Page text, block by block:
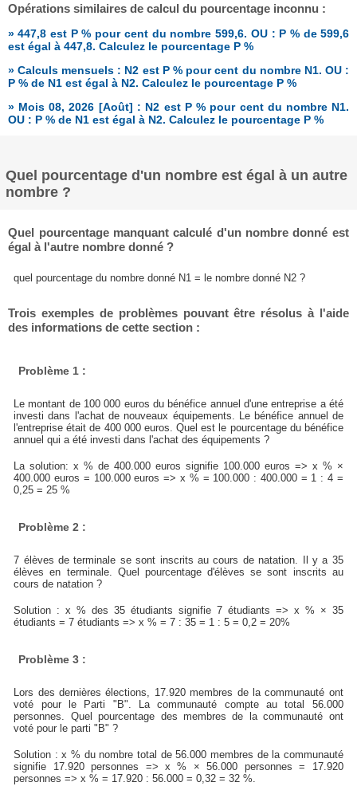
Opérations similaires de calcul du pourcentage inconnu :
» 447,8 est P % pour cent du nombre 599,6. OU : P % de 599,6
est égal à 447,8. Calculez le pourcentage P %
» Calculs mensuels : N2 est P % pour cent du nombre N1. OU :
P % de N1 est égal à N2. Calculez le pourcentage P %
» Mois 08, 2026 [Août] : N2 est P % pour cent du nombre N1.
OU : P % de N1 est égal à N2. Calculez le pourcentage P %
Quel pourcentage d'un nombre est égal à un autre
nombre ?
Quel pourcentage manquant calculé d'un nombre donné est
égal à l'autre nombre donné ?
quel pourcentage du nombre donné N1 = le nombre donné N2 ?
Trois exemples de problèmes pouvant être résolus à l'aide
des informations de cette section :
Problème 1 :
Le montant de 100 000 euros du bénéfice annuel d'une entreprise a été
investi dans l'achat de nouveaux équipements. Le bénéfice annuel de
l'entreprise était de 400 000 euros. Quel est le pourcentage du bénéfice
annuel qui a été investi dans l'achat des équipements ?
La solution: x % de 400.000 euros signifie 100.000 euros => x % ×
400.000 euros = 100.000 euros => x % = 100.000 : 400.000 = 1 : 4 =
0,25 = 25 %
Problème 2 :
7 élèves de terminale se sont inscrits au cours de natation. Il y a 35
élèves en terminale. Quel pourcentage d'élèves se sont inscrits au
cours de natation ?
Solution : x % des 35 étudiants signifie 7 étudiants => x % × 35
étudiants = 7 étudiants => x % = 7 : 35 = 1 : 5 = 0,2 = 20%
Problème 3 :
Lors des dernières élections, 17.920 membres de la communauté ont
voté pour le Parti "B". La communauté compte au total 56.000
personnes. Quel pourcentage des membres de la communauté ont
voté pour le parti "B" ?
Solution : x % du nombre total de 56.000 membres de la communauté
signifie 17.920 personnes => x % × 56.000 personnes = 17.920
personnes => x % = 17.920 : 56.000 = 0,32 = 32 %.